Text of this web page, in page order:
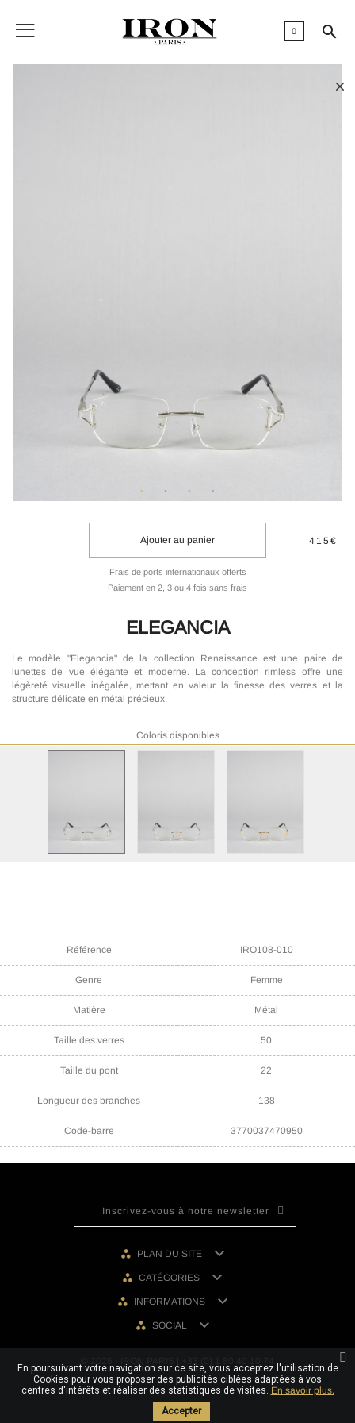
0 

Ajouter au panier
Frais de ports internationaux offerts
Paiement en 2, 3 ou 4 fois sans frais
415€
ELEGANCIA
Le modèle "Elegancia" de la collection Renaissance est une paire de
lunettes de vue élégante et moderne. La conception rimless offre une
légèreté visuelle inégalée, mettant en valeur la finesse des verres et la
structure délicate en métal précieux.
Coloris disponibles
Référence IRO108-010
Genre Femme
Matière Métal
Taille des verres 50
Taille du pont 22
Longueur des branches 138
Code-barre 3770037470950
PLAN DU SITE 
CATÉGORIES 
INFORMATIONS 
SOCIAL 
En poursuivant votre navigation sur ce site, vous acceptez l'utilisation de
Cookies pour vous proposer des publicités ciblées adaptées à vos
centres d'intérêts et réaliser des statistiques de visites. En savoir plus.
Accepter